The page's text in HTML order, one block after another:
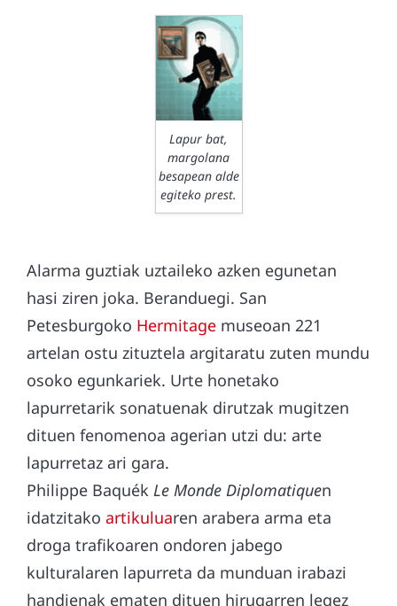
Lapur bat,
margolana
besapean alde
egiteko prest.
Alarma guztiak uztaileko azken egunetan
hasi ziren joka. Beranduegi. San
Petesburgoko Hermitage museoan 221
artelan ostu zituztela argitaratu zuten mundu
osoko egunkariek. Urte honetako
lapurretarik sonatuenak dirutzak mugitzen
dituen fenomenoa agerian utzi du: arte
lapurretaz ari gara.
Philippe Baquék Le Monde Diplomatiquen
idatzitako artikuluaren arabera arma eta
droga trafikoaren ondoren jabego
kulturalaren lapurreta da munduan irabazi
handienak ematen dituen hirugarren legez